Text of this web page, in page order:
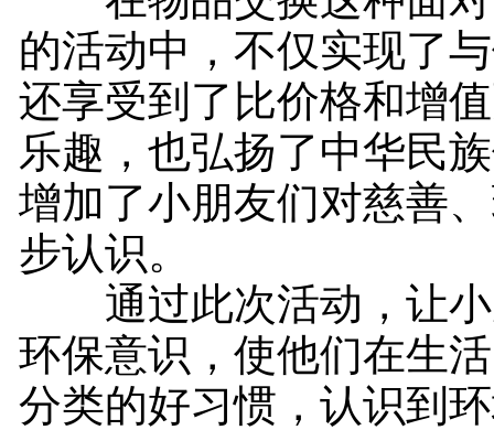
的活动中，不仅实现了
还享受到了比价格和增
乐趣，也弘扬了中华民
增加了小朋友们对慈善
步认识。
通过此次活动，让小
环保意识，使他们在生
分类的好习惯，认识到